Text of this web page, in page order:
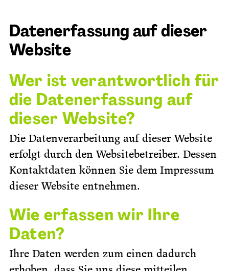
Datenerfassung auf dieser
Website
Wer ist verantwortlich für
die Datenerfassung auf
dieser Website?
Die Datenverarbeitung auf dieser Website
erfolgt durch den Websitebetreiber. Dessen
Kontaktdaten können Sie dem Impressum
dieser Website entnehmen.
Wie erfassen wir Ihre
Daten?
Ihre Daten werden zum einen dadurch